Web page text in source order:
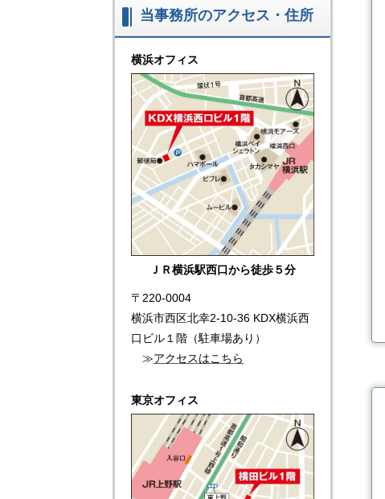
当事務所のアクセス・住所
横浜オフィス
ＪＲ横浜駅西口から徒歩５分
〒220-0004
横浜市西区北幸2-10-36 KDX横浜西
口ビル１階（駐車場あり）
≫アクセスはこちら
東京オフィス